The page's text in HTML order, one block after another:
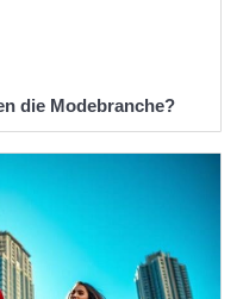
die Modebranche?